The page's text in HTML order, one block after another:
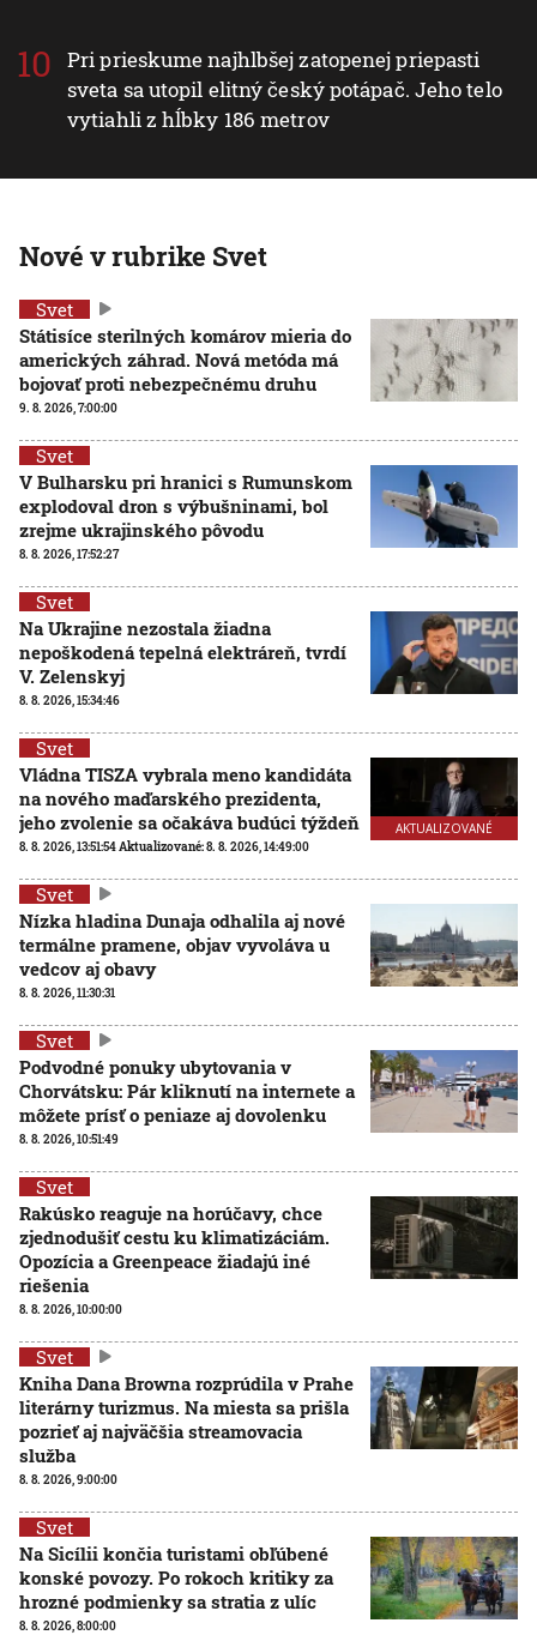
Pri prieskume najhlbšej zatopenej priepasti
sveta sa utopil elitný český potápač. Jeho telo
vytiahli z hĺbky 186 metrov
Nové v rubrike Svet
Svet
Státisíce sterilných komárov mieria do
amerických záhrad. Nová metóda má
bojovať proti nebezpečnému druhu
9. 8. 2026, 7:00:00
Svet
V Bulharsku pri hranici s Rumunskom
explodoval dron s výbušninami, bol
zrejme ukrajinského pôvodu
8. 8. 2026, 17:52:27
Svet
Na Ukrajine nezostala žiadna
nepoškodená tepelná elektráreň, tvrdí
V. Zelenskyj
8. 8. 2026, 15:34:46
AKTUALIZOVANÉ
Svet
Vládna TISZA vybrala meno kandidáta
na nového maďarského prezidenta,
jeho zvolenie sa očakáva budúci týždeň
8. 8. 2026, 13:51:54Aktualizované:8. 8. 2026, 14:49:00
Svet
Nízka hladina Dunaja odhalila aj nové
termálne pramene, objav vyvoláva u
vedcov aj obavy
8. 8. 2026, 11:30:31
Svet
Podvodné ponuky ubytovania v
Chorvátsku: Pár kliknutí na internete a
môžete prísť o peniaze aj dovolenku
8. 8. 2026, 10:51:49
Svet
Rakúsko reaguje na horúčavy, chce
zjednodušiť cestu ku klimatizáciám.
Opozícia a Greenpeace žiadajú iné
riešenia
8. 8. 2026, 10:00:00
Svet
Kniha Dana Browna rozprúdila v Prahe
literárny turizmus. Na miesta sa prišla
pozrieť aj najväčšia streamovacia
služba
8. 8. 2026, 9:00:00
Svet
Na Sicílii končia turistami obľúbené
konské povozy. Po rokoch kritiky za
hrozné podmienky sa stratia z ulíc
8. 8. 2026, 8:00:00